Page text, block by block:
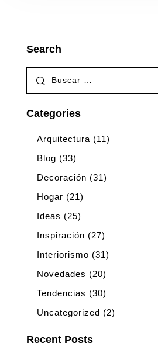
Search
Categories
Arquitectura (11)
Blog (33)
Decoración (31)
Hogar (21)
Ideas (25)
Inspiración (27)
Interiorismo (31)
Novedades (20)
Tendencias (30)
Uncategorized (2)
Recent Posts